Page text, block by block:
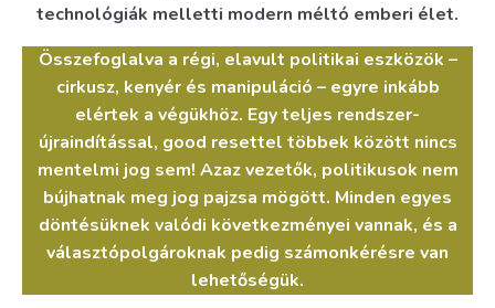
technológiák melletti modern méltó emberi élet.
Összefoglalva a régi, elavult politikai eszközök –
cirkusz, kenyér és manipuláció – egyre inkább
elértek a végükhöz. Egy teljes rendszer-
újraindítással, good resettel többek között nincs
mentelmi jog sem! Azaz vezetők, politikusok nem
bújhatnak meg jog pajzsa mögött. Minden egyes
döntésüknek valódi következményei vannak, és a
választópolgároknak pedig számonkérésre van
lehetőségük.